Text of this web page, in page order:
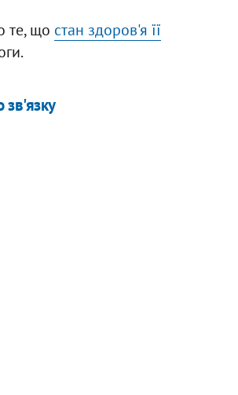
те, що стан здоров'я її
зв'язку